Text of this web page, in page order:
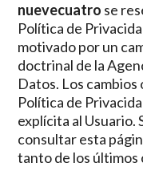
nuevecuatro se
Política de
motivado por un
doctrinal de la
Datos. Los
Política de
explícita al Usuario.
consultar esta
tanto de los últimos